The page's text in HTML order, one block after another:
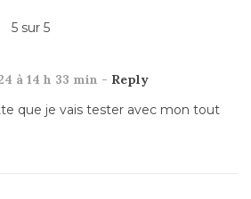
5 sur 5
à 14 h 33 min - Reply
que je vais tester avec mon tout